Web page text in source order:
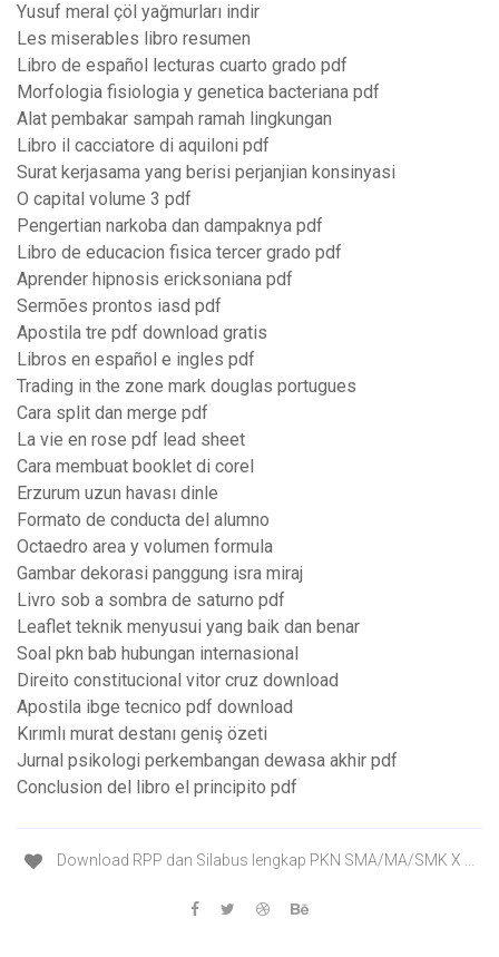
Yusuf meral çöl yağmurları indir
Les miserables libro resumen
Libro de español lecturas cuarto grado pdf
Morfologia fisiologia y genetica bacteriana pdf
Alat pembakar sampah ramah lingkungan
Libro il cacciatore di aquiloni pdf
Surat kerjasama yang berisi perjanjian konsinyasi
O capital volume 3 pdf
Pengertian narkoba dan dampaknya pdf
Libro de educacion fisica tercer grado pdf
Aprender hipnosis ericksoniana pdf
Sermões prontos iasd pdf
Apostila tre pdf download gratis
Libros en español e ingles pdf
Trading in the zone mark douglas portugues
Cara split dan merge pdf
La vie en rose pdf lead sheet
Cara membuat booklet di corel
Erzurum uzun havası dinle
Formato de conducta del alumno
Octaedro area y volumen formula
Gambar dekorasi panggung isra miraj
Livro sob a sombra de saturno pdf
Leaflet teknik menyusui yang baik dan benar
Soal pkn bab hubungan internasional
Direito constitucional vitor cruz download
Apostila ibge tecnico pdf download
Kırımlı murat destanı geniş özeti
Jurnal psikologi perkembangan dewasa akhir pdf
Conclusion del libro el principito pdf
Download RPP dan Silabus lengkap PKN SMA/MA/SMK X ...